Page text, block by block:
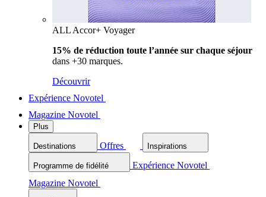
ALL Accor+ Voyager
15% de réduction toute l’année sur chaque séjour
dans +30 marques.
Découvrir
Expérience Novotel
Magazine Novotel
Plus
Destinations Offres Inspirations
Programme de fidélité
Expérience Novotel
Magazine Novotel